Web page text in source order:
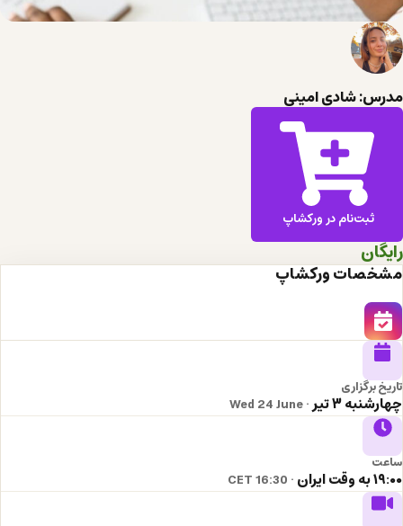
مدرس: شادی امینی
ثبت‌نام در ورکشاپ
رایگان
مشخصات ورکشاپ
تاریخ برگزاری
چهارشنبه ۳ تیر · Wed 24 June
ساعت
۱۹:۰۰ به وقت ایران · 16:30 CET